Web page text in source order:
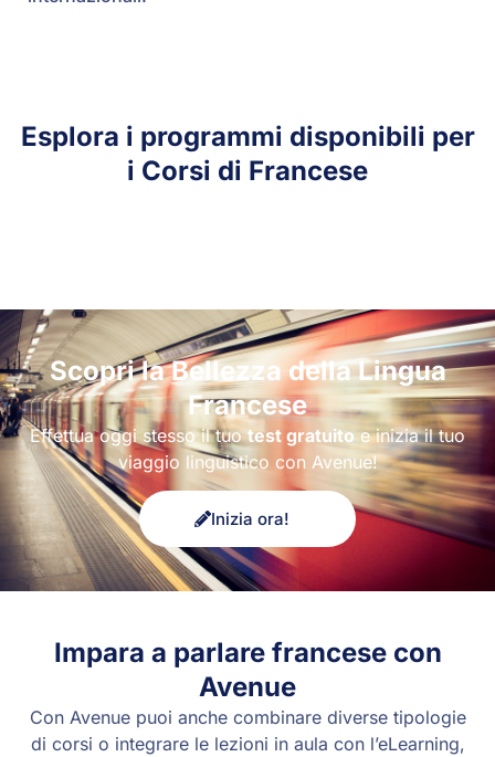
Esplora i programmi disponibili per
i Corsi di Francese
Scopri la Bellezza della Lingua
Francese
Effettua oggi stesso il tuotest gratuitoe inizia il tuo
viaggio linguistico con Avenue!
Inizia ora!
Impara a parlare francese con
Avenue
Con Avenue puoi anche combinare diverse tipologie
di corsi o integrare le lezioni in aula con l’eLearning,